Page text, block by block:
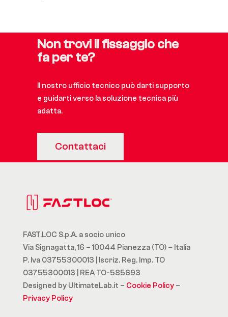
Non trovi il fissaggio che
fa per te?
Il nostro ufficio tecnico può darti supporto
e guidarti verso la soluzione tecnica più
adatta.
Contattaci
FAST.LOC S.p.A. a socio unico
Via Signagatta, 16 – 10044 Pianezza (TO) – Italia
P. Iva 03755300013 | Iscriz. Reg. Imp. TO
03755300013 | REA TO-585693
Designed by UltimateLab.it – Cookie Policy–
Privacy Policy